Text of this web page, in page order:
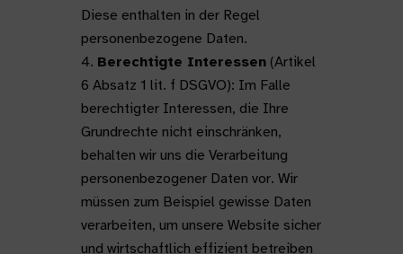
Diese enthalten in der Regel
personenbezogene Daten.
Berechtigte Interessen(Artikel
6 Absatz 1 lit. f DSGVO): Im Falle
berechtigter Interessen, die Ihre
Grundrechte nicht einschränken,
behalten wir uns die Verarbeitung
personenbezogener Daten vor. Wir
müssen zum Beispiel gewisse Daten
verarbeiten, um unsere Website sicher
und wirtschaftlich effizient betreiben